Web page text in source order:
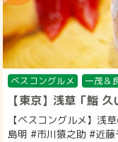
ベスコングルメ 一茂＆
【東京】浅草「鮨 久
【ベスコングルメ】浅
島明 #市川猿之助 #近